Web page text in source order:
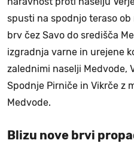
spusti na spodnjo teraso
brv čez Savo do središča
izgradnja varne in urejene
zalednimi naselji Medvode,
Spodnje Pirniče in Vikrče z
Medvode.
Blizu nove brvi